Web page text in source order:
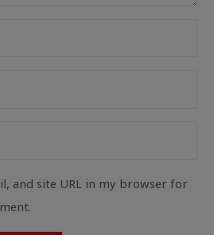
and site URL in my browser for